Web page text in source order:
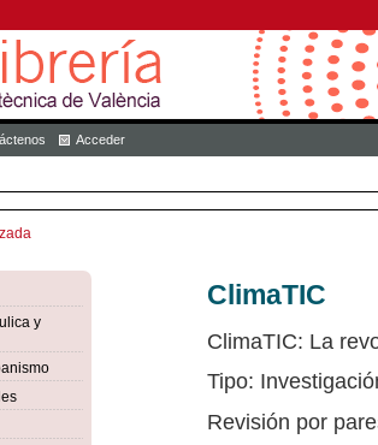
Acceder
y
ClimaTIC
ClimaTIC: La
Tipo:
Revisión por